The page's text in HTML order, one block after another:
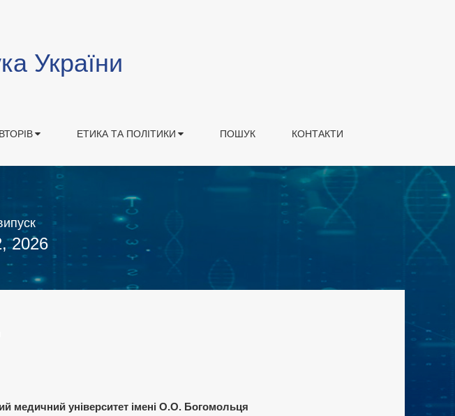
України
ЕТИКА ТА ПОЛІТИКИ ПОШУК КОНТАКТИ
2026
медичний університет імені О.О. Богомольця